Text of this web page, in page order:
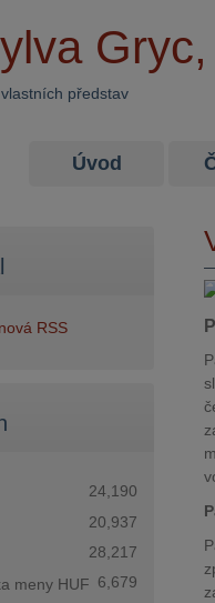
představ
Úvod
24,190
20,937
28,217
6,679